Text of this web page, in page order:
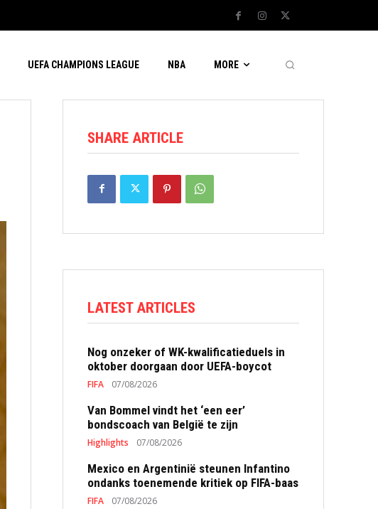
UEFA CHAMPIONS LEAGUE NBA MORE
SHARE ARTICLE
LATEST ARTICLES
Nog onzeker of WK-kwalificatieduels in
oktober doorgaan door UEFA-boycot
FIFA 07/08/2026
Van Bommel vindt het ‘een eer’
bondscoach van België te zijn
Highlights 07/08/2026
Mexico en Argentinië steunen Infantino
ondanks toenemende kritiek op FIFA-baas
FIFA 07/08/2026